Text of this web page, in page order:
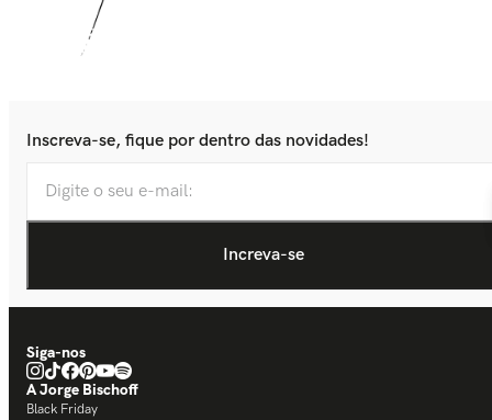
Inscreva-se, fique por dentro das novidades!
Siga-nos
A Jorge Bischoff
Black Friday